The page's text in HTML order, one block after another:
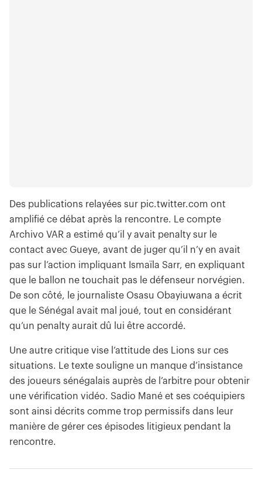
Des publications relayées sur pic.twitter.com ont
amplifié ce débat après la rencontre. Le compte
Archivo VAR a estimé qu’il y avait penalty sur le
contact avec Gueye, avant de juger qu’il n’y en avait
pas sur l’action impliquant Ismaïla Sarr, en expliquant
que le ballon ne touchait pas le défenseur norvégien.
De son côté, le journaliste Osasu Obayiuwana a écrit
que le Sénégal avait mal joué, tout en considérant
qu’un penalty aurait dû lui être accordé.
Une autre critique vise l’attitude des Lions sur ces
situations. Le texte souligne un manque d’insistance
des joueurs sénégalais auprès de l’arbitre pour obtenir
une vérification vidéo. Sadio Mané et ses coéquipiers
sont ainsi décrits comme trop permissifs dans leur
manière de gérer ces épisodes litigieux pendant la
rencontre.